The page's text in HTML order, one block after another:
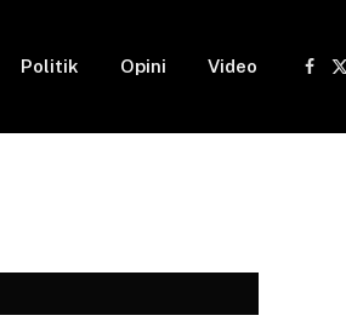
Politik Opini Video